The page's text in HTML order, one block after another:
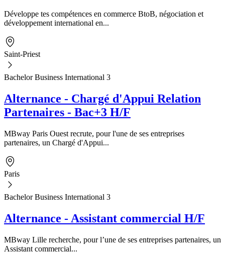
Développe tes compétences en commerce BtoB, négociation et
développement international en...
Saint-Priest
Bachelor Business International 3
Alternance - Chargé d'Appui Relation
Partenaires - Bac+3 H/F
MBway Paris Ouest recrute, pour l'une de ses entreprises
partenaires, un Chargé d'Appui...
Paris
Bachelor Business International 3
Alternance - Assistant commercial H/F
MBway Lille recherche, pour l’une de ses entreprises partenaires, un
Assistant commercial...